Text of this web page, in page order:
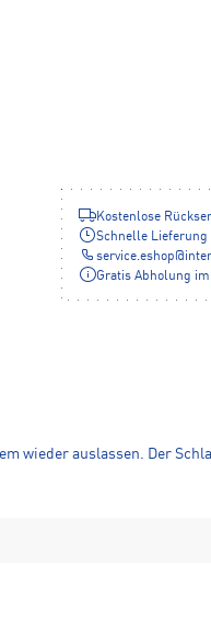
Kostenlose
Schnelle Lieferung
service.eshop@
Gratis Abholung
wieder auslassen. Der